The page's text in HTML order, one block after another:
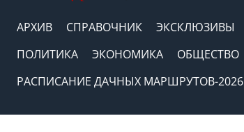
АРХИВ СПРАВОЧНИК ЭКСКЛЮЗИВЫ
ПОЛИТИКА
ЭКОНОМИКА ОБЩЕСТВО
РАСПИСАНИЕ ДАЧНЫХ МАРШРУТОВ-2026